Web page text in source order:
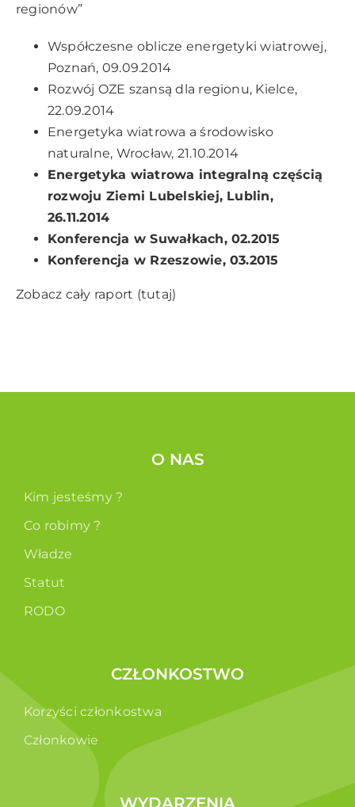
regionów”
Współczesne oblicze energetyki wiatrowej,
Poznań, 09.09.2014
Rozwój OZE szansą dla regionu, Kielce,
22.09.2014
Energetyka wiatrowa a środowisko
naturalne, Wrocław, 21.10.2014
Energetyka wiatrowa integralną częścią
rozwoju Ziemi Lubelskiej, Lublin,
26.11.2014
Konferencja w Suwałkach, 02.2015
Konferencja w Rzeszowie, 03.2015
Zobacz cały raport (tutaj)
O NAS
Kim jesteśmy ?
Co robimy ?
Władze
Statut
RODO
CZŁONKOSTWO
Korzyści członkostwa
Członkowie
WYDARZENIA